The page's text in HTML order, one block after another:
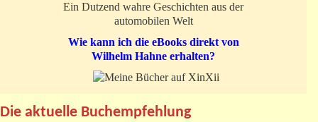
Ein Dutzend wahre Geschichten aus der
automobilen Welt
Wie kann ich die eBooks direkt von
Wilhelm Hahne erhalten?
Die aktuelle Buchempfehlung